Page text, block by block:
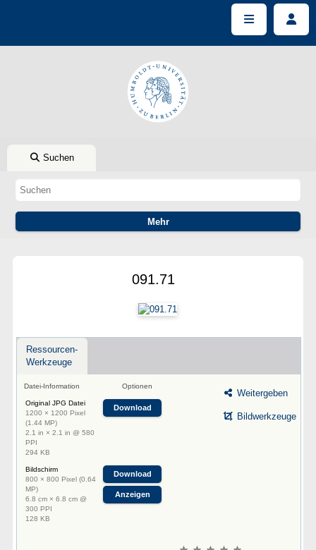
Suchen
091.71
Ressourcen-
Werkzeuge
Datei-Information Optionen
Original JPG Datei
1200 × 1200 Pixel
(1.44 MP)
2.1 in × 2.1 in @ 580
PPI
294 KB
Download
Bildschirm
800 × 800 Pixel (0.64
MP)
6.8 cm × 6.8 cm @
300 PPI
128 KB
Download
Anzeigen
Weitergeben
Bildwerkzeuge